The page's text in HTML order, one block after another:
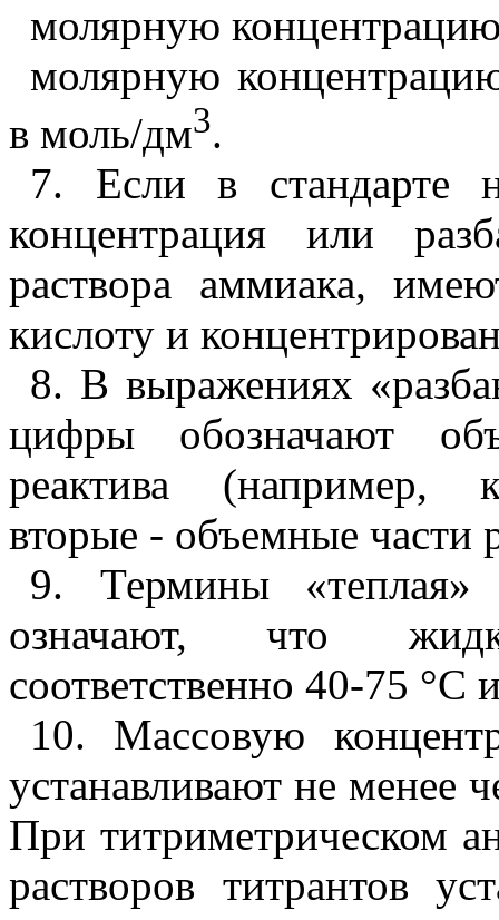
молярную
молярную
в моль/дм3.
7. Если в стандарте
концентрация или
раствора аммиака,
кислоту и
8. В выражениях
цифры обозначают
реактива (например,
вторые - объемные части
9. Термины «теплая»
означают, что
соответственно 40-75 °С
10. Массовую
устанавливают не менее
При титриметрическом
растворов титрантов